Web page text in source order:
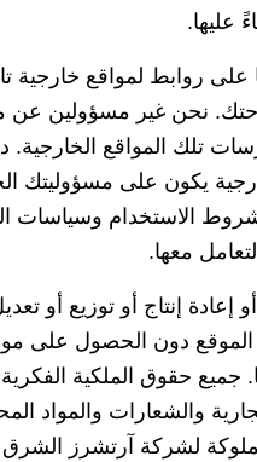
عليها.
على روابط لمواقع خارجية
نحن غير مسؤولين عن
تلك المواقع الخارجية.
يكون على مسؤوليتك
الاستخدام وسياسات
معها.
إعادة إنتاج أو توزيع أو
دون الحصول على
حقوق الملكية
والشعارات والمواد
لشركة آرتشرز